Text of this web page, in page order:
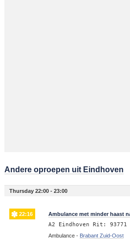
Andere oproepen uit Eindhoven
Thursday 22:00 - 23:00
22:16 Ambulance met minder haast
A2 Eindhoven Rit: 93771
Ambulance - Brabant Zuid-Oost